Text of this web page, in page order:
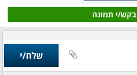
בקש/י תמונה